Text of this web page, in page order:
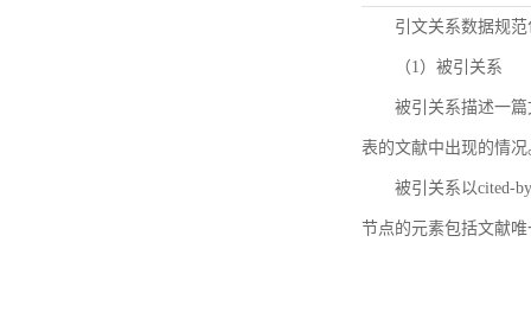
引文关系数据规
（1）被引关系
被引关系描述一
表的文献中出现的情况
被引关系以cited-
节点的元素包括文献